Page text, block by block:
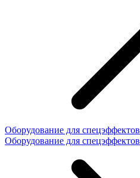
Оборудование для спецэффектов
Оборудование для спецэффектов